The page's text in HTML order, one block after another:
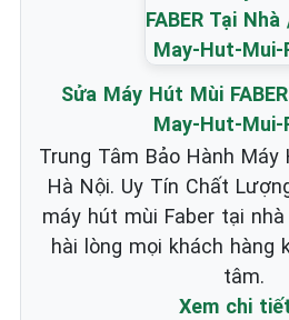
Sửa Máy Hút Mùi
May-Hut-Mui-
Trung Tâm Bảo Hành Máy
Hà Nội. Uy Tín Chất
máy hút mùi Faber tại
hài lòng mọi khách hàng
tâm.
Xem chi